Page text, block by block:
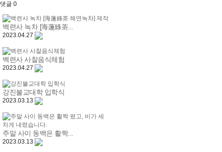
댓글 0
백련사 녹차 [海蓮綠茶...
2023.04.27
백련사 사찰음식체험
2023.04.27
강진불교대학 입학식
2023.03.13
주말 사이 동백은 활짝...
2023.03.13